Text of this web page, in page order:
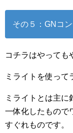
その５：GNコ
コチラはやっても
ミライトを使って
ミライトとは主
一体化したもので
すぐれものです。